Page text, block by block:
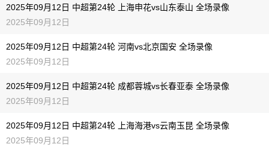
09-13 【德甲】 弗赖堡VS斯图加特
2025年09月12日 中超第24轮 上海申花vs山东泰山 全场录像
2025年09月12日
2025年09月12日 中超第24轮 河南vs北京国安 全场录像
2025年09月12日
2025年09月12日 中超第24轮 成都蓉城vs长春亚泰 全场录像
2025年09月12日
2025年09月12日 中超第24轮 上海海港vs云南玉昆 全场录像
2025年09月12日